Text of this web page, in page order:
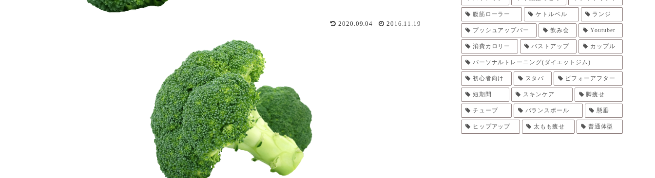
2020.09.04 2016.11.19
腹筋ローラー ケトルベル ランジ
プッシュアップバー 飲み会 Youtuber
消費カロリー バストアップ カップル
パーソナルトレーニング(ダイエットジム)
初心者向け スタバ ビフォーアフター
短期間 スキンケア 脚痩せ
チューブ バランスボール 懸垂
ヒップアップ 太もも痩せ 普通体型